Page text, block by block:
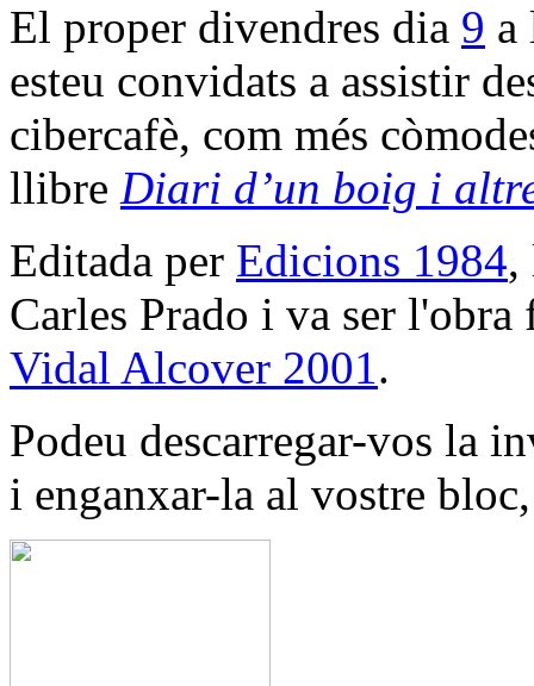
El proper divendres dia 9 a
esteu convidats a assistir
cibercafè, com més
llibre Diari d’un boig i
Editada per Edicions 1984,
Carles Prado i va ser
Vidal Alcover 2001.
Podeu descarregar-vos la
i enganxar-la al vostre